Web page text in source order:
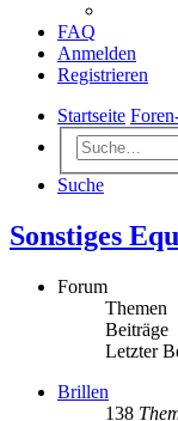
FAQ
Anmelden
Registrieren
Startseite
Suche
Sonstiges
Forum
Themen
Beiträge
Letzter
Brillen
138